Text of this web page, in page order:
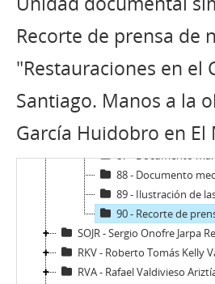
Recorte de prensa de
"Restauraciones en el
Santiago. Manos a la
García Huidobro en El
80 - Fotografía de
81 - Fotografía titulada
82 - Nómina manuscrita con folios y títulos de
83 - Documento
84 - Documento mecanografiado de nómina titulada
86 - Documento manuscrito de nómina de
87 - Documento manuscrito con notas y nómina
88 - Documento mecanografiado de listado de
89 - Ilustración de las
90 - Recorte de prensa de nota titulada "Restauraciones
SOJR - Sergio Onofre Jarpa
RKV - Roberto Tomás Kelly
RVA - Rafael Valdivieso